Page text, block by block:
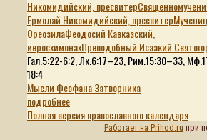
Никомидийский, пресвитер
Ермолай Никомидийский, пресвитер
ОреозилаФеодосий Кавказский,
иеросхимонахПреподобный Исаакий
Гал.5:22-6:2, Лк.6:17–23, Рим.15:30–33,
18:4
Мысли Феофана Затворника
подробнее
Полная версия православного календаря
Работает на Prihod.ru при